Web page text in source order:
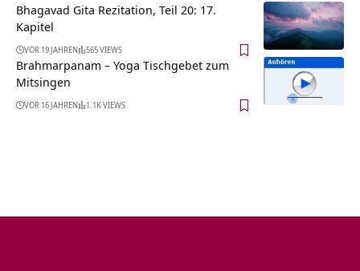
Bhagavad Gita Rezitation, Teil 20: 17.
Kapitel
VOR 19 JAHREN 565 VIEWS
Brahmarpanam – Yoga Tischgebet zum
Mitsingen
VOR 16 JAHREN 1.1K VIEWS